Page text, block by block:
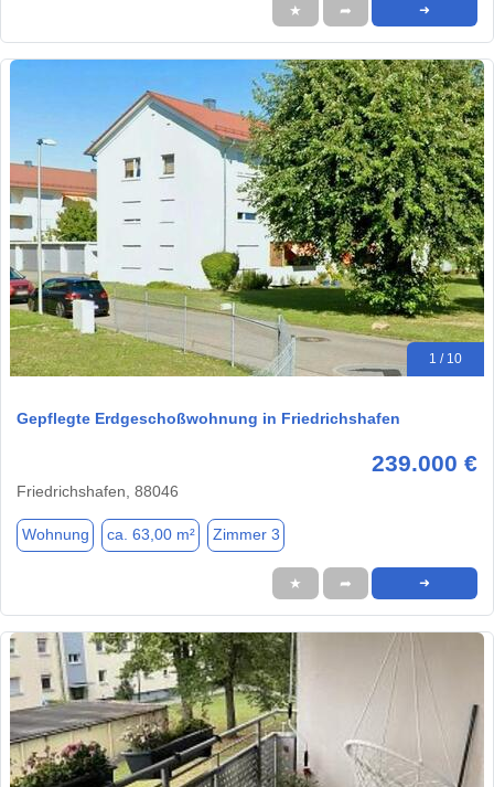
★ ➦ ➜
1 / 10
Gepflegte Erdgeschoßwohnung in Friedrichshafen
239.000 €
Friedrichshafen, 88046
Wohnung ca. 63,00 m² Zimmer 3
★ ➦ ➜